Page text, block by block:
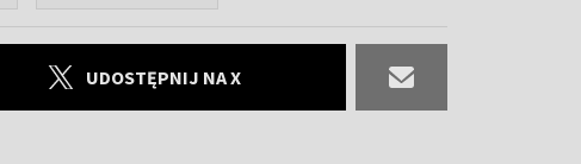
UDOSTĘPNIJ NA X